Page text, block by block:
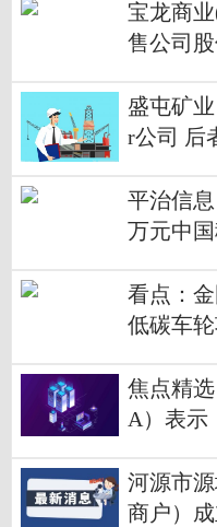
宝龙商
售公司
盛屯矿
r公司 后
平治信
万元中
看点：
低碳车
焦点精
A）表示
位面临
临“严重
河源市
商户）